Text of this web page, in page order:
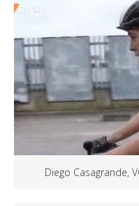
Diego Casagrande,